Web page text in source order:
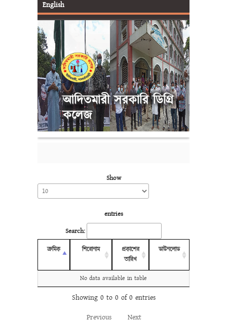
English
আদিতমারী সরকারি ডিগ্রি
কলেজ
Show
entries
Search:
ক্রমিক শিরোনাম
প্রকাশের
তারিখ
ডাউনলোড
No data available in table
Showing 0 to 0 of 0 entries
Previous
Next